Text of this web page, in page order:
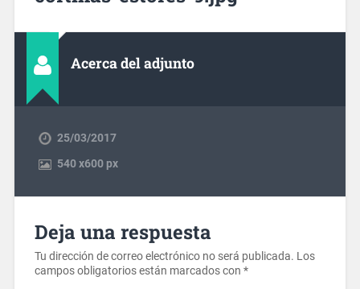
Acerca del adjunto
25/03/2017
540x600 px
Deja una respuesta
Tu dirección de correo electrónico no será publicada. Los
campos obligatorios están marcados con *